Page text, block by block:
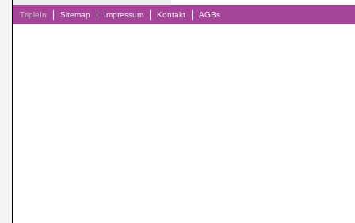
TripleIn Sitemap Impressum Kontakt AGBs